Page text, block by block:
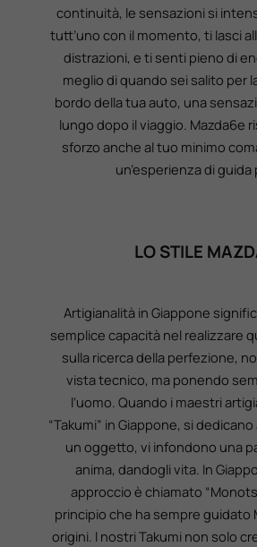
continuità, le sensazioni si
tutt’uno con il momento, ti lasci
distrazioni, e ti senti pieno di
meglio di quando sei salito per
bordo della tua auto, una
lungo dopo il viaggio. Mazda6e
sforzo anche al tuo minimo
un’esperienza di guida
LO STILE
Artigianalità in Giappone
semplice capacità nel realizzare
sulla ricerca della perfezione,
vista tecnico, ma ponendo
l‘uomo. Quando i maestri
“Takumi” in Giappone, si
un oggetto, vi infondono una
anima, dandogli vita. In
approccio è chiamato
principio che ha sempre guidato
origini. I nostri Takumi non solo